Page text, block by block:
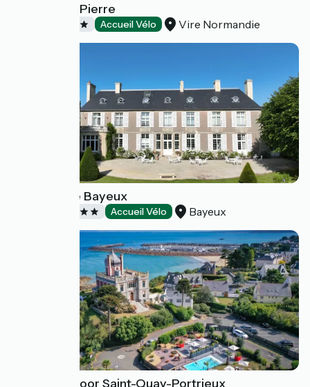
Hôtel Saint-Pierre
Accueil Vélo Vire Normandie
Domaine de Bayeux
Accueil Vélo Bayeux
Hôtel Ker Moor Saint-Quay-Portrieux